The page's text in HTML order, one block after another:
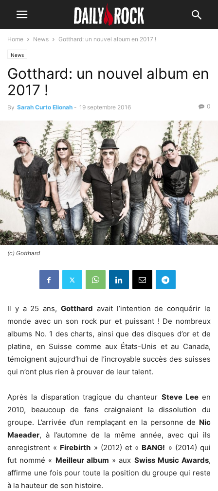
Home News Gotthard: un nouvel album en 2017 !
News
Gotthard: un nouvel album en
2017 !
By Sarah Curto Elionah - 19 septembre 2016 0
(c) Gotthard
Il y a 25 ans, Gotthard avait l’intention de conquérir le
monde avec un son rock pur et puissant ! De nombreux
albums No. 1 des charts, ainsi que des disques d’or et de
platine, en Suisse comme aux États-Unis et au Canada,
témoignent aujourd’hui de l’incroyable succès des suisses
qui n’ont plus rien à prouver de leur talent.
Après la disparation tragique du chanteur Steve Leeen
2010, beaucoup de fans craignaient la dissolution du
groupe. L’arrivée d’un remplaçant en la personne de Nic
Maeader, à l’automne de la même année, avec qui ils
enregistrent « Firebirth » (2012) et « BANG! » (2014) qui
fut nommé « Meilleur album » aux Swiss Music Awards,
affirme une fois pour toute la position du groupe qui reste
à la hauteur de son histoire.